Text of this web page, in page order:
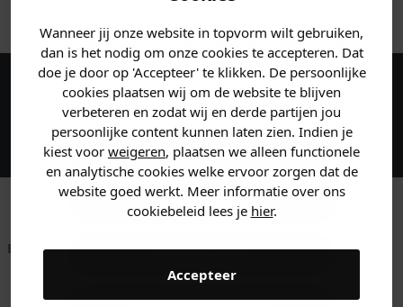
Wanneer jij onze website in topvorm wilt gebruiken,
dan is het nodig om onze cookies te accepteren. Dat
doe je door op 'Accepteer' te klikken. De persoonlijke
cookies plaatsen wij om de website te blijven
verbeteren en zodat wij en derde partijen jou
persoonlijke content kunnen laten zien. Indien je
kiest voor weigeren, plaatsen we alleen functionele
en analytische cookies welke ervoor zorgen dat de
website goed werkt. Meer informatie over ons
cookiebeleid lees je hier.
Accepteer
Maak een account aan en ontvang 5%
korting op je eerste bestelling!
Betaal achteraf met
Voor 23:59 besteld
is morgen in huis!*
Klanten beoordelen
Vertel ons waar je naar op
zoek bent en claim direct
jouwkorting.
Heren kleding
Dames kleding
Kids kleding